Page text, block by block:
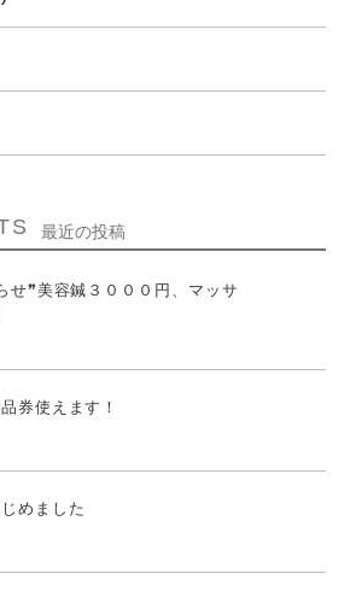
最近の投稿
せ❞美容鍼３０００円、マッサ
券使えます！
めました